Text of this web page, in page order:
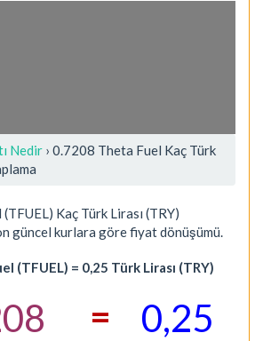
Nedir › 0.7208 Theta Fuel Kaç Türk
Kaç Türk Lirası (TRY)
güncel kurlara göre fiyat dönüşümü.
(TFUEL) = 0,25 Türk Lirası (TRY)
=
0,25